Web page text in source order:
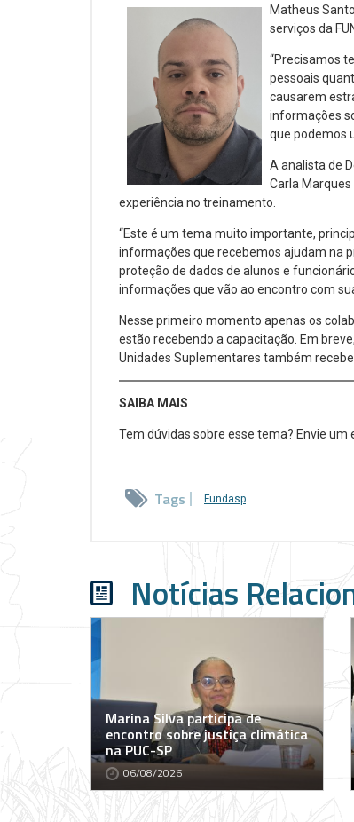
Matheus
serviços da
“Precisamos
pessoais
causarem
informações
que podemos
A analista de
Carla
experiência no treinamento.
“Este é um tema muito importante,
informações que recebemos ajudam na
proteção de dados de alunos e
informações que vão ao encontro com
Nesse primeiro momento apenas os
estão recebendo a capacitação. Em
Unidades Suplementares também
SAIBA MAIS
Tem dúvidas sobre esse tema? Envie um
Tags Fundasp
Notícias
Marina Silva participa de
encontro sobre justiça climática
na PUC-SP
06/08/2026